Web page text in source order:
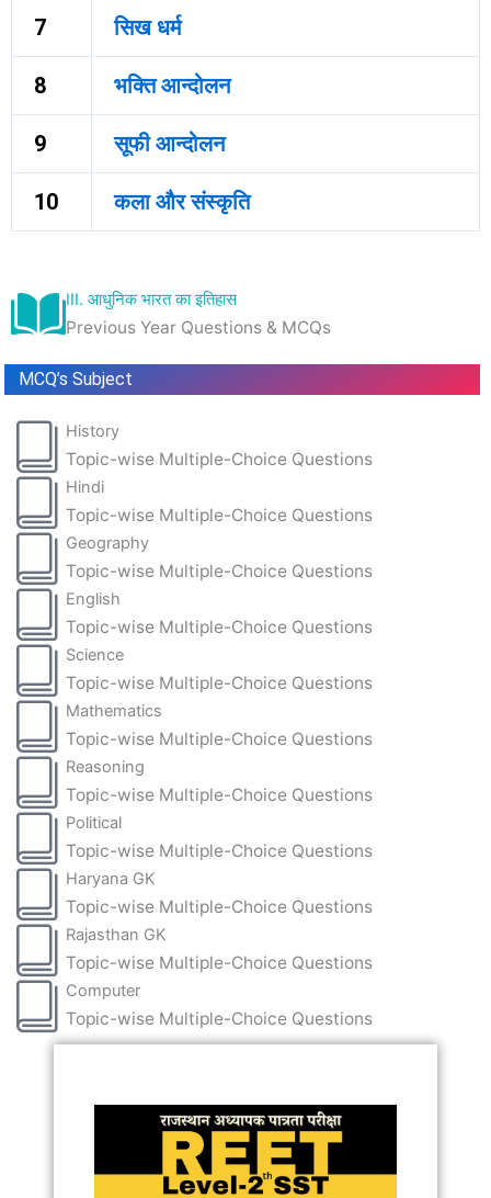
7 सिख धर्म
8 भक्ति आन्दोलन
9 सूफी आन्दोलन
10 कला और संस्कृति
III. आधुनिक भारत का इतिहास
Previous Year Questions & MCQs
MCQ’s Subject
History
Topic-wise Multiple-Choice Questions
Hindi
Topic-wise Multiple-Choice Questions
Geography
Topic-wise Multiple-Choice Questions
English
Topic-wise Multiple-Choice Questions
Science
Topic-wise Multiple-Choice Questions
Mathematics
Topic-wise Multiple-Choice Questions
Reasoning
Topic-wise Multiple-Choice Questions
Political
Topic-wise Multiple-Choice Questions
Haryana GK
Topic-wise Multiple-Choice Questions
Rajasthan GK
Topic-wise Multiple-Choice Questions
Computer
Topic-wise Multiple-Choice Questions